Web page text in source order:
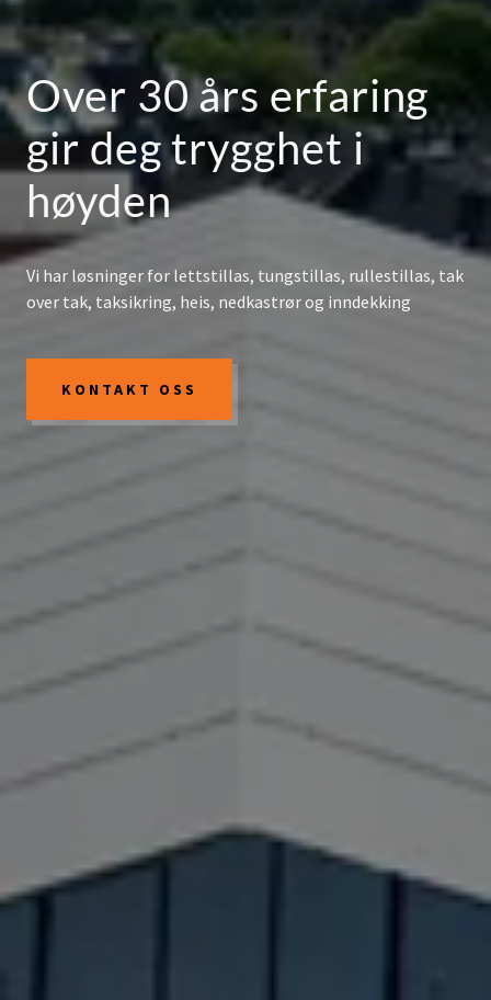
Over 30 års erfaring
gir deg trygghet i
høyden
Vi har løsninger for lettstillas, tungstillas, rullestillas, tak
over tak, taksikring, heis, nedkastrør og inndekking
KONTAKT OSS